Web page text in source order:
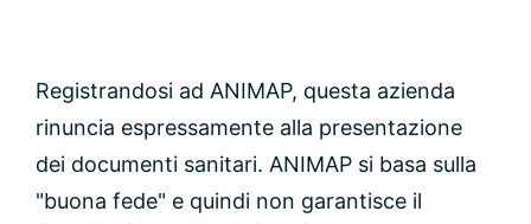
Registrandosi ad ANIMAP, questa azienda
rinuncia espressamente alla presentazione
dei documenti sanitari. ANIMAP si basa sulla
"buona fede" e quindi non garantisce il